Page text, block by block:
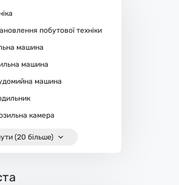
побутової техніки
машина
машина
машина
камера
(20 більше)